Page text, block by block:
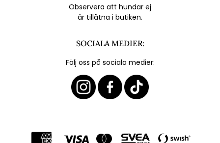
Observera att hundar ej
är tillåtna i butiken.
SOCIALA MEDIER:
Följ oss på sociala medier: